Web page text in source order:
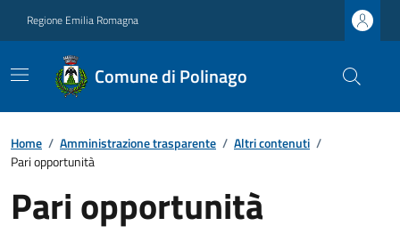
Regione Emilia Romagna
Comune di Polinago
Home / Amministrazione trasparente / Altri contenuti /
Pari opportunità
Pari opportunità